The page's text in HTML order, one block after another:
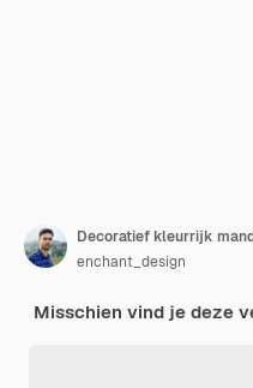
enchant_design
Misschien vind je deze